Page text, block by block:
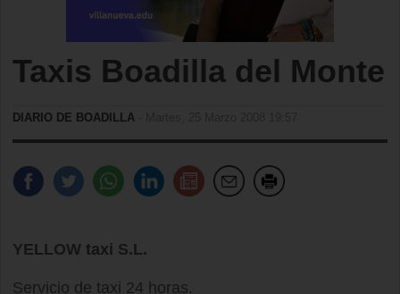
Taxis Boadilla del Monte
DIARIO DE BOADILLA
YELLOW taxi S.L.
Servicio de taxi 24 horas.